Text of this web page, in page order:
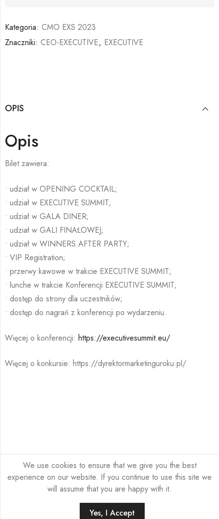
Kategoria: CMO EXS 2023
Znaczniki: CEO-EXECUTIVE, EXECUTIVE
OPIS
Opis
Bilet zawiera:
• udział w OPENING COCKTAIL;
• udział w EXECUTIVE SUMMIT;
• udział w GALA DINER;
• udział w GALI FINAŁOWEJ;
• udział w WINNERS AFTER PARTY;
• VIP Registration;
• przerwy kawowe w trakcie EXECUTIVE SUMMIT;
• lunche w trakcie Konferencji EXECUTIVE SUMMIT;
• dostęp do strony dla uczestników;
• dostęp do nagrań z konferencji po wydarzeniu.
Więcej o konferencji: https://executivesummit.eu/
Więcej o konkursie: https://dyrektormarketinguroku.pl/
We use cookies to ensure that we give you the best
experience on our website. If you continue to use this site we
will assume that you are happy with it.
Yes, I Accept